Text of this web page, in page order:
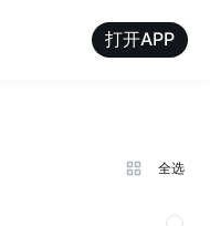
打开APP
全选